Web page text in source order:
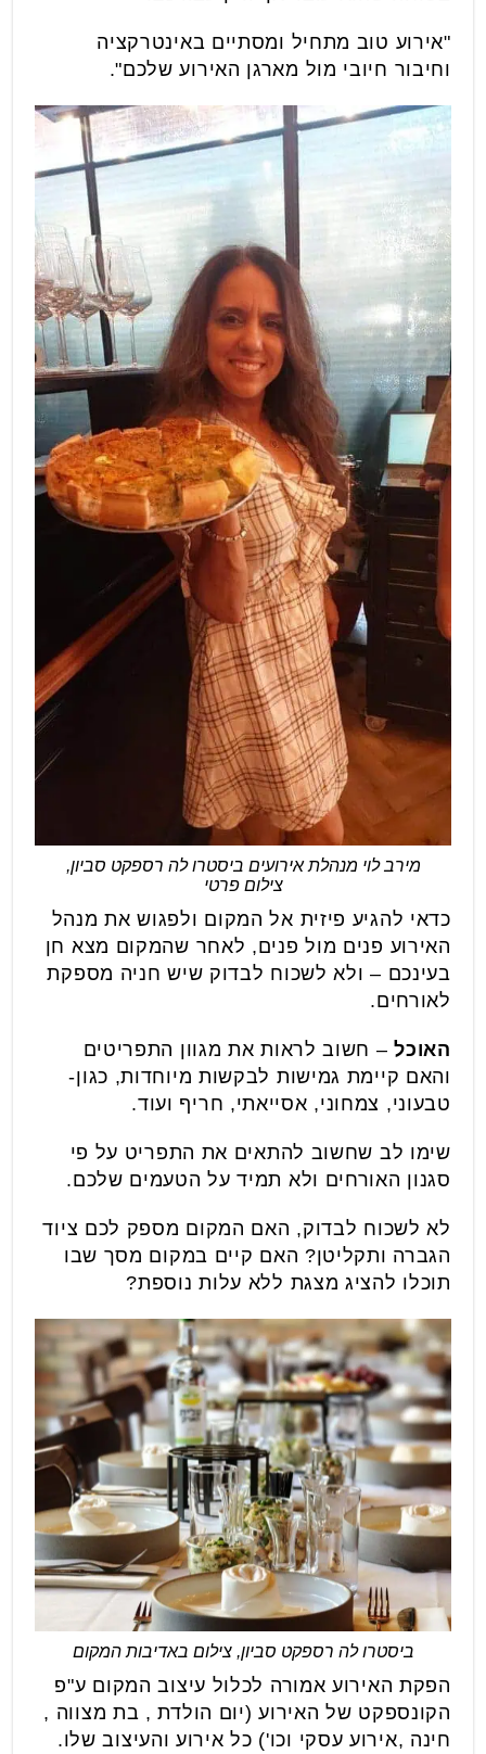
"אירוע טוב מתחיל ומסתיים באינטרקציה
וחיבור חיובי מול מארגן האירוע שלכם".
מירב לוי מנהלת אירועים ביסטרו לה רספקט סביון,
צילום פרטי
כדאי להגיע פיזית אל המקום ולפגוש את מנהל
האירוע פנים מול פנים, לאחר שהמקום מצא חן
בעינכם – ולא לשכוח לבדוק שיש חניה מספקת
לאורחים.
האוכל– חשוב לראות את מגוון התפריטים
והאם קיימת גמישות לבקשות מיוחדות, כגון-
טבעוני, צמחוני, אסייאתי, חריף ועוד.
שימו לב שחשוב להתאים את התפריט על פי
סגנון האורחים ולא תמיד על הטעמים שלכם.
לא לשכוח לבדוק, האם המקום מספק לכם ציוד
הגברה ותקליטן? האם קיים במקום מסך שבו
תוכלו להציג מצגת ללא עלות נוספת?
ביסטרו לה רספקט סביון, צילום באדיבות המקום
הפקת האירוע אמורה לכלול עיצוב המקום ע"פ
הקונספקט של האירוע (יום הולדת , בת מצווה ,
חינה ,אירוע עסקי וכו') כל אירוע והעיצוב שלו.